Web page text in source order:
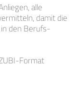
alle
damit die
den Berufs-
Format